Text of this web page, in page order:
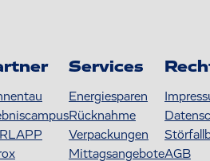
Services
Energiesparen
Rücknahme
Verpackungen
MittagsangeboteAGB